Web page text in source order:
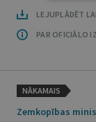
LEJUPLĀDĒT
PAR OFICIĀLO
NĀKAMAIS
Zemkopības